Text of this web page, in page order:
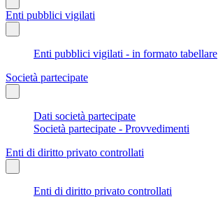
Enti pubblici vigilati
Enti pubblici vigilati - in formato tabellare
Società partecipate
Dati società partecipate
Società partecipate - Provvedimenti
Enti di diritto privato controllati
Enti di diritto privato controllati